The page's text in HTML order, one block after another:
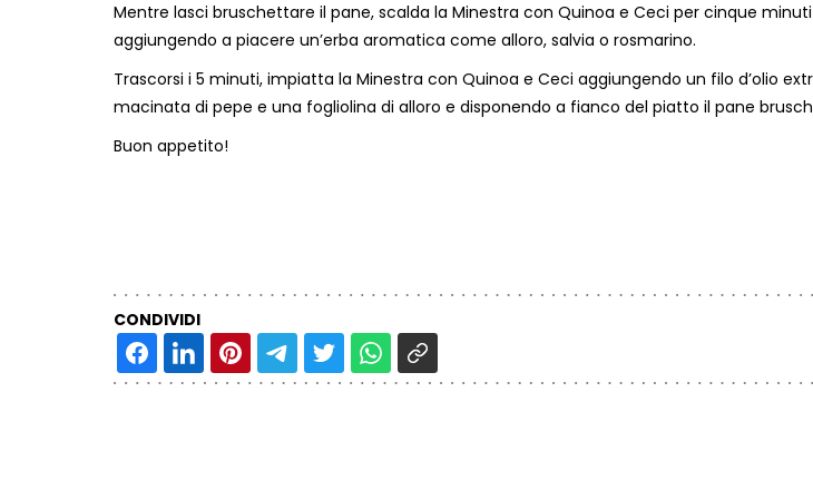
Mentre lasci bruschettare il pane, scalda la Minestra con Quinoa e Ceci per cinque
aggiungendo a piacere un’erba aromatica come alloro, salvia o rosmarino.
Trascorsi i 5 minuti, impiatta la Minestra con Quinoa e Ceci aggiungendo un filo d’olio
macinata di pepe e una fogliolina di alloro e disponendo a fianco del piatto il pane
Buon appetito!
CONDIVIDI